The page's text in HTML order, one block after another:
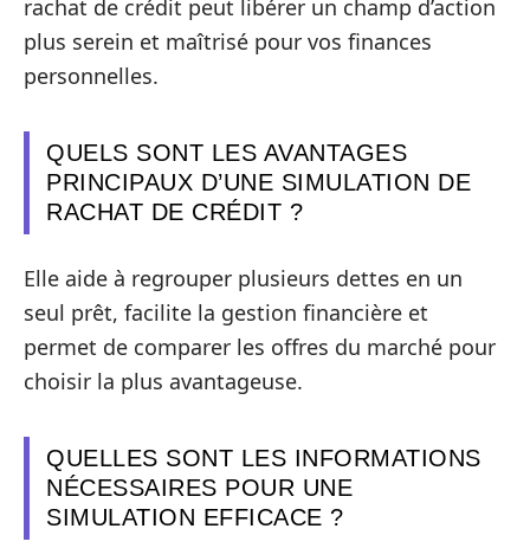
rachat de crédit peut libérer un champ d’action
plus serein et maîtrisé pour vos finances
personnelles.
QUELS SONT LES AVANTAGES
PRINCIPAUX D’UNE SIMULATION DE
RACHAT DE CRÉDIT ?
Elle aide à regrouper plusieurs dettes en un
seul prêt, facilite la gestion financière et
permet de comparer les offres du marché pour
choisir la plus avantageuse.
QUELLES SONT LES INFORMATIONS
NÉCESSAIRES POUR UNE
SIMULATION EFFICACE ?